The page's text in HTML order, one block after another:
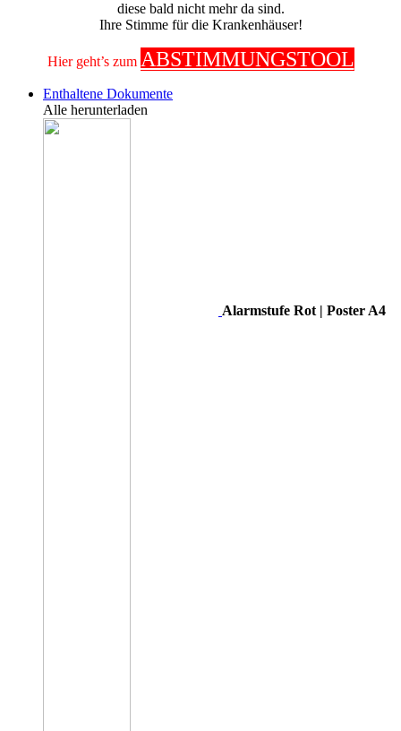
diese bald nicht mehr da sind.
Ihre Stimme für die Krankenhäuser!
Hier geht’s zum ABSTIMMUNGSTOOL
Enthaltene Dokumente
Alle herunterladen
Alarmstufe Rot | Poster A4